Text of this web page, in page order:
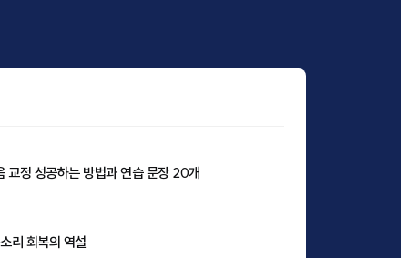
교정 성공하는 방법과 연습 문장 20개
리 회복의 역설